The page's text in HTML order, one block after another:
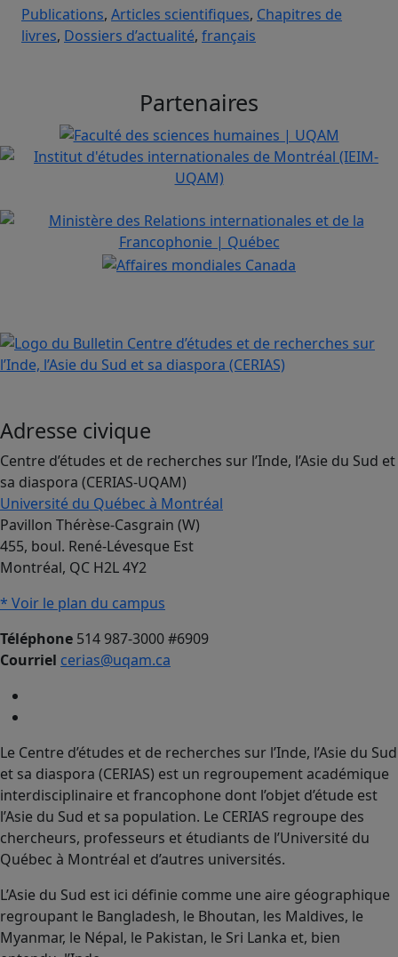
Publications, Articles scientifiques, Chapitres de
livres, Dossiers d’actualité, français
Partenaires
Adresse civique
Centre d’études et de recherches sur l’Inde, l’Asie du Sud et
sa diaspora (CERIAS-UQAM)
Université du Québec à Montréal
Pavillon Thérèse-Casgrain (W)
455, boul. René-Lévesque Est
Montréal, QC H2L 4Y2
* Voir le plan du campus
Téléphone 514 987-3000 #6909
Courriel cerias@uqam.ca
Le Centre d’études et de recherches sur l’Inde, l’Asie du Sud
et sa diaspora (CERIAS) est un regroupement académique
interdisciplinaire et francophone dont l’objet d’étude est
l’Asie du Sud et sa population. Le CERIAS regroupe des
chercheurs, professeurs et étudiants de l’Université du
Québec à Montréal et d’autres universités.
L’Asie du Sud est ici définie comme une aire géographique
regroupant le Bangladesh, le Bhoutan, les Maldives, le
Myanmar, le Népal, le Pakistan, le Sri Lanka et, bien